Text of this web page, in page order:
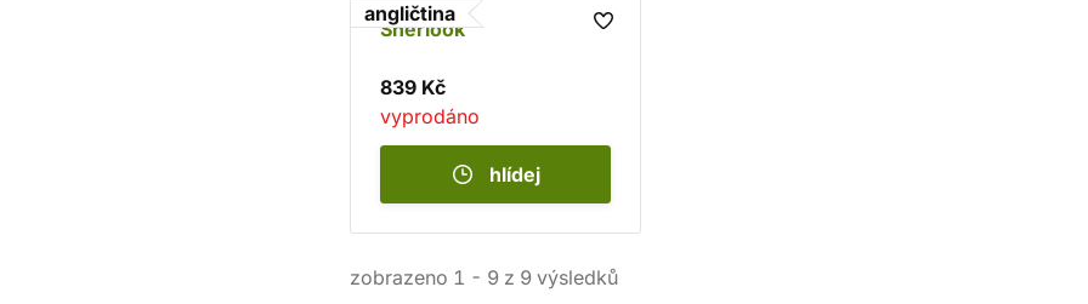
angličtina
Sherlook
839 Kč
vyprodáno
hlídej
zobrazeno 1 - 9 z 9 výsledků